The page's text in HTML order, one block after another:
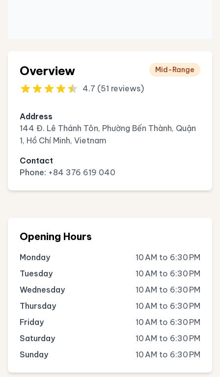
Overview
4.7 (51 reviews)
Mid-Range
Address
144 Đ. Lê Thánh Tôn, Phường Bến Thành, Quận
1, Hồ Chí Minh, Vietnam
Contact
Phone: +84 376 619 040
Opening Hours
Monday
10 AM to 6:30 PM
Tuesday
10 AM to 6:30 PM
Wednesday
10 AM to 6:30 PM
Thursday
10 AM to 6:30 PM
Friday
10 AM to 6:30 PM
Saturday
10 AM to 6:30 PM
Sunday
10 AM to 6:30 PM